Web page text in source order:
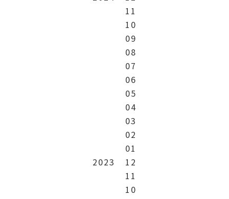
11
10
09
08
07
06
05
04
03
02
01
2023
12
11
10